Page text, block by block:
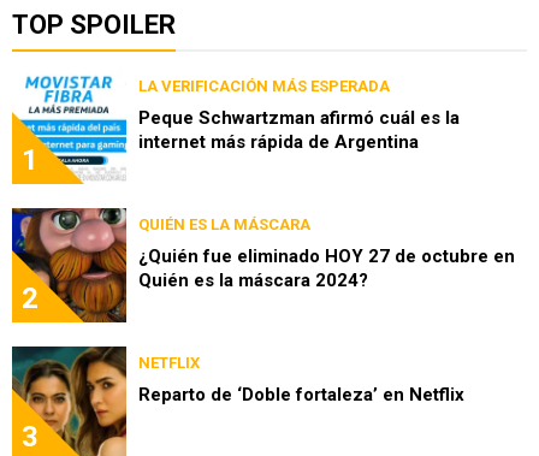
TOP SPOILER
1
LA VERIFICACIÓN MÁS ESPERADA
Peque Schwartzman afirmó cuál es la
internet más rápida de Argentina
2
QUIÉN ES LA MÁSCARA
¿Quién fue eliminado HOY 27 de octubre en
Quién es la máscara 2024?
3
NETFLIX
Reparto de ‘Doble fortaleza’ en Netflix